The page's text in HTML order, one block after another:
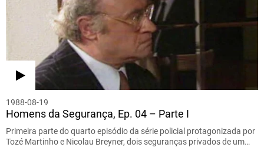
1988-08-19
Homens da Segurança, Ep. 04 – Parte I
Primeira parte do quarto episódio da série policial protagonizada por
Tozé Martinho e Nicolau Breyner, dois seguranças privados de um…